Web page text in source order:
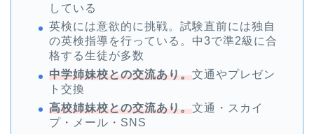
している
英検には意欲的に挑戦。試験直前には独自
の英検指導を行っている。中3で準2級に合
格する生徒が多数
中学姉妹校との交流あり。文通やプレゼン
ト交換
高校姉妹校との交流あり。文通・スカイ
プ・メール・SNS